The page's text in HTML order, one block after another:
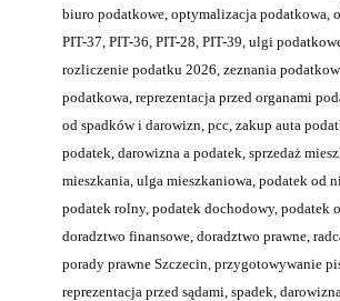
biuro podatkowe, optymalizacja podatkowa,
PIT-37, PIT-36, PIT-28, PIT-39, ulgi
rozliczenie podatku 2026, zeznania
podatkowa, reprezentacja przed organami
od spadków i darowizn, pcc, zakup auta
podatek, darowizna a podatek, sprzedaż
mieszkania, ulga mieszkaniowa, podatek od
podatek rolny, podatek dochodowy, podatek
doradztwo finansowe, doradztwo prawne,
porady prawne Szczecin, przygotowywanie
reprezentacja przed sądami, spadek,